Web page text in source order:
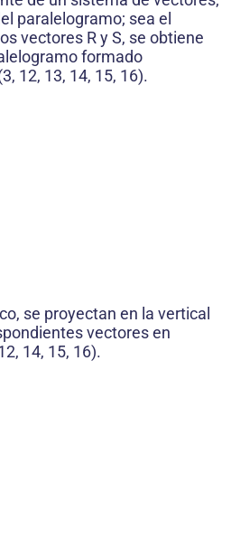
paralelogramo; sea el
vectores R y S, se obtiene
formado
12, 13, 14, 15, 16).
se proyectan en la vertical
vectores en
14, 15, 16).